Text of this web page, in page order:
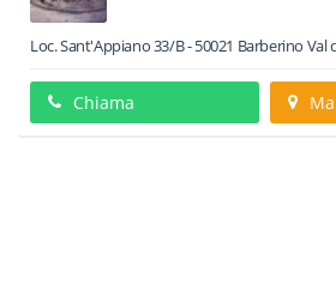
Loc. Sant'Appiano 33/B-50021 Barberino Val
Chiama